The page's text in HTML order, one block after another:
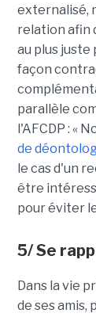
externalisé,
relation afin
au plus juste
façon
parallèle
l'AFCDP : «
de
le cas d'un
être
pour éviter
5/ Se
Dans la vie
de ses amis,